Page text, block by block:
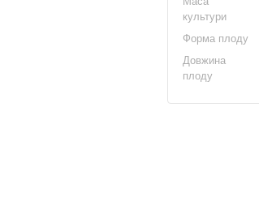
культури
Форма плоду
Довжина
плоду